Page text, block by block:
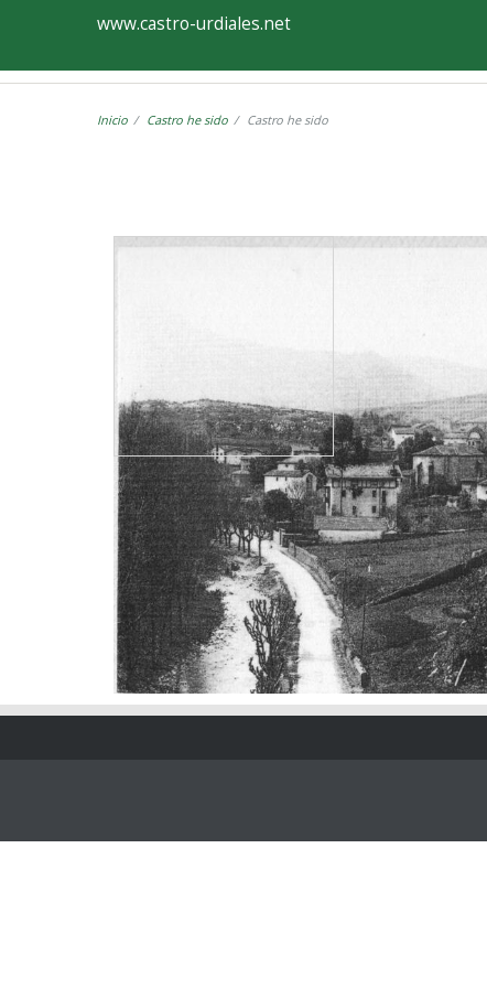
Ayuntamiento
de
Castro-
www.castro-urdiales.net
Inicio Castro he sido Castro he sido